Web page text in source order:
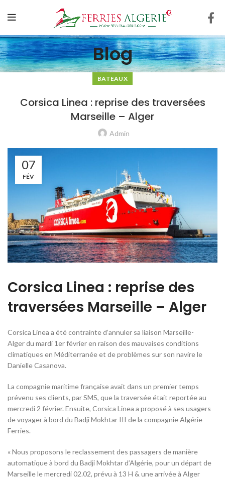
Blog
BATEAUX
Corsica Linea : reprise des traversées
Marseille – Alger
Admin
07
FÉV
Corsica Linea : reprise des
traversées Marseille – Alger
Corsica Linea a été contrainte d’annuler sa liaison Marseille-
Alger du mardi 1er février en raison des mauvaises conditions
climatiques en Méditerranée et de problèmes sur son navire le
Danielle Casanova.
La compagnie maritime française avait dans un premier temps
prévenu ses clients, par SMS, que la traversée était reportée au
mercredi 2 février. Ensuite, Corsica Linea a proposé à ses usagers
de voyager à bord du Badji Mokhtar III de la compagnie Algérie
Ferries.
« Nous proposons le reclassement des passagers de manière
automatique à bord du Badji Mokhtar d’Algérie, pour un départ de
Marseille le mercredi 02.02, prévu à 13 H & une arrivée à Alger